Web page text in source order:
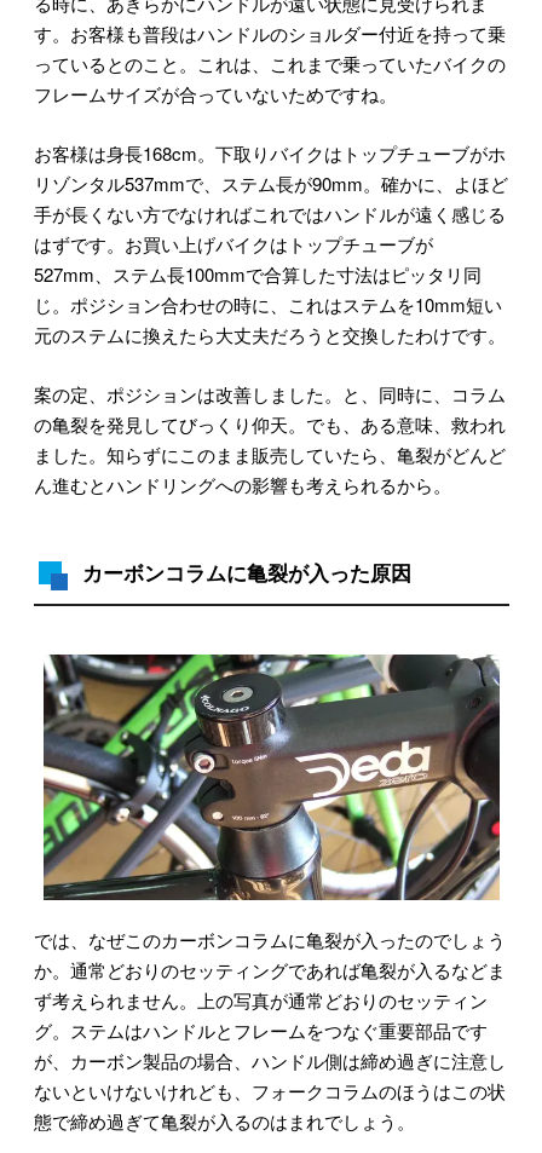
す。お客様も普段はハンドルのショルダー付近を持って乗
っているとのこと。これは、これまで乗っていたバイクの
フレームサイズが合っていないためですね。
お客様は身長168cm。下取りバイクはトップチューブがホ
リゾンタル537mmで、ステム長が90mm。確かに、よほど
手が長くない方でなければこれではハンドルが遠く感じる
はずです。お買い上げバイクはトップチューブが
527mm、ステム長100mmで合算した寸法はピッタリ同
じ。ポジション合わせの時に、これはステムを10mm短い
元のステムに換えたら大丈夫だろうと交換したわけです。
案の定、ポジションは改善しました。と、同時に、コラム
の亀裂を発見してびっくり仰天。でも、ある意味、救われ
ました。知らずにこのまま販売していたら、亀裂がどんど
ん進むとハンドリングへの影響も考えられるから。
カーボンコラムに亀裂が入った原因
では、なぜこのカーボンコラムに亀裂が入ったのでしょう
か。通常どおりのセッティングであれば亀裂が入るなどま
ず考えられません。上の写真が通常どおりのセッティン
グ。ステムはハンドルとフレームをつなぐ重要部品です
が、カーボン製品の場合、ハンドル側は締め過ぎに注意し
ないといけないけれども、フォークコラムのほうはこの状
態で締め過ぎて亀裂が入るのはまれでしょう。